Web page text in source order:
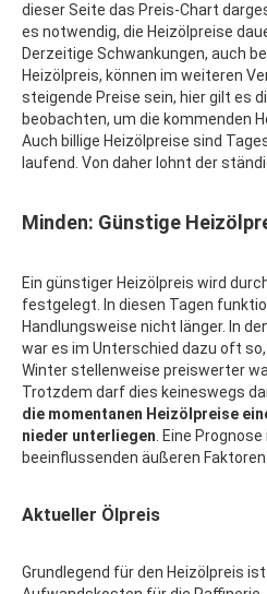
dieser Seite das Preis-Chart
es notwendig, die Heizölpreise
Derzeitige Schwankungen, auch
Heizölpreis, können im weiteren
steigende Preise sein, hier gilt es
beobachten, um die kommenden
Auch billige Heizölpreise sind
laufend. Von daher lohnt der
Minden: Günstige
Ein günstiger Heizölpreis wird
festgelegt. In diesen Tagen
Handlungsweise nicht länger. In
war es im Unterschied dazu oft
Winter stellenweise preiswerter
Trotzdem darf dies keineswegs
die momentanen Heizölpreise
nieder unterliegen . Eine
beeinflussenden äußeren
Aktueller Ölpreis
Grundlegend für den Heizölpreis ist